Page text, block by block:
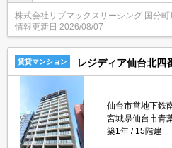
期費用や契約の事など何でもご相
株式会社リブマックスリーシング 国分町
情報更新日 2026/08/07
賃貸マンション レジディア仙台北四
仙台市営地下鉄
宮城県仙台市青
築1年
15階建